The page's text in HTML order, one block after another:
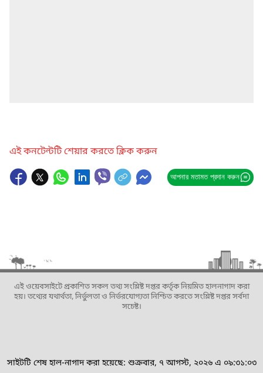
এই কনটেন্টটি শেয়ার করতে ক্লিক করুন
আপনার মতামত প্রদান করুন
এই ওয়েবসাইটে প্রকাশিত সকল তথ্য সংশ্লিষ্ট দপ্তর কর্তৃক নিয়মিত হালনাগাদ করা
হয়। তথ্যের যথার্থতা, নির্ভুলতা ও নির্ভরযোগ্যতা নিশ্চিত করতে সংশ্লিষ্ট দপ্তর সর্বদা
সচেষ্ট।
সাইটটি শেষ হাল-নাগাদ করা হয়েছে: শুক্রবার, ৭ আগস্ট, ২০২৬ এ ০৯:৩১:০৩